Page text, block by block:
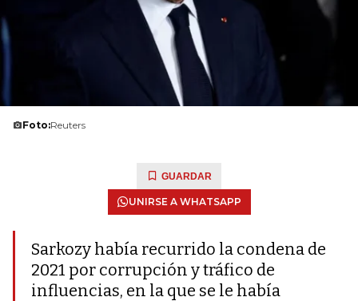
Foto:Reuters
GUARDAR
UNIRSE A WHATSAPP
Sarkozy había recurrido la condena de
2021 por corrupción y tráfico de
influencias, en la que se le había